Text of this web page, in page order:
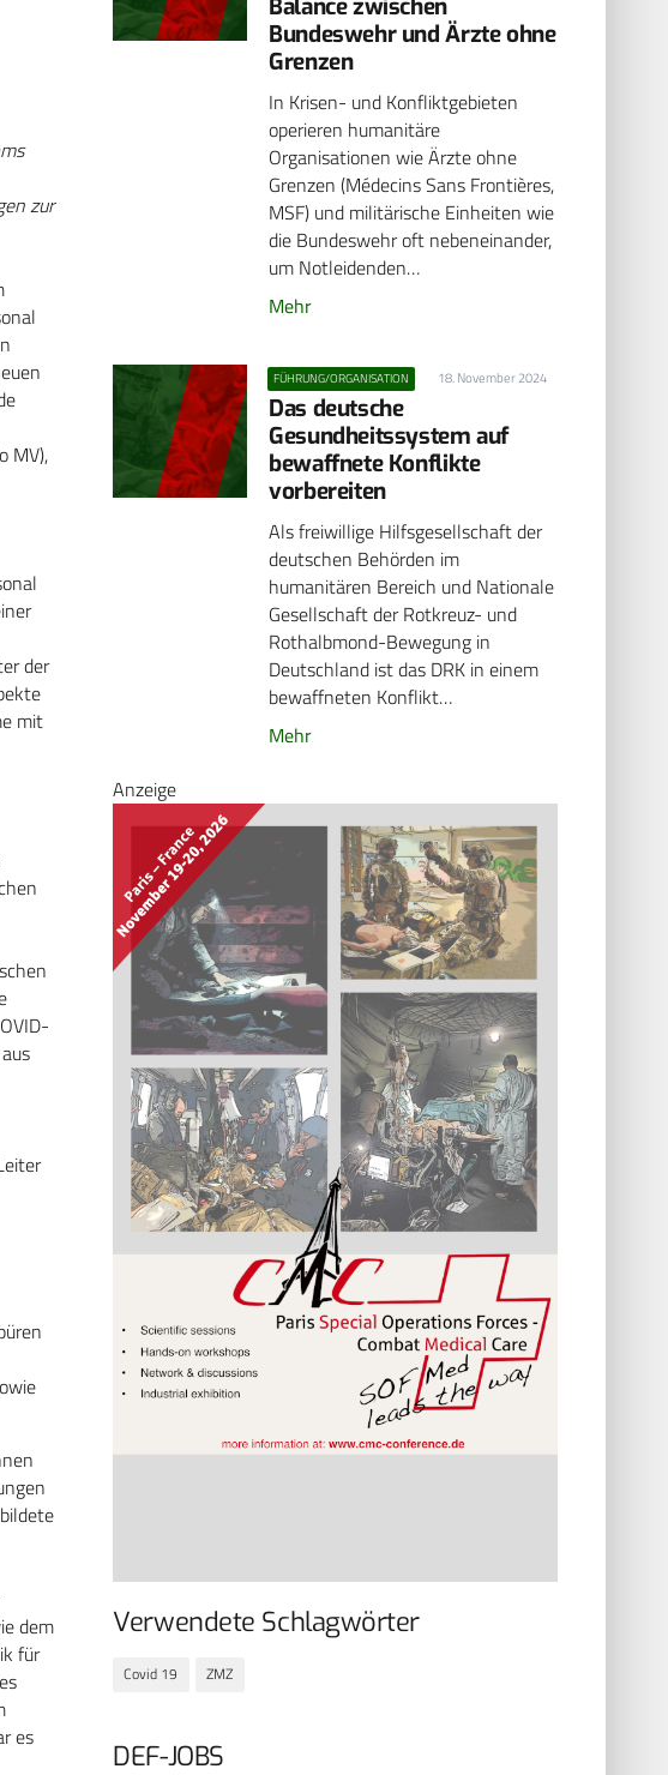
zur
MV),
der
mit
dem
für
es
Balance zwischen
Bundeswehr und Ärzte ohne
Grenzen
In Krisen- und Konfliktgebieten
operieren humanitäre
Organisationen wie Ärzte ohne
Grenzen (Médecins Sans Frontières,
MSF) und militärische Einheiten wie
die Bundeswehr oft nebeneinander,
um Notleidenden…
Mehr
FÜHRUNG/ORGANISATION 18. November 2024
Das deutsche
Gesundheitssystem auf
bewaffnete Konflikte
vorbereiten
Als freiwillige Hilfsgesellschaft der
deutschen Behörden im
humanitären Bereich und Nationale
Gesellschaft der Rotkreuz- und
Rothalbmond-Bewegung in
Deutschland ist das DRK in einem
bewaffneten Konflikt…
Mehr
Anzeige
Verwendete Schlagwörter
Covid 19 ZMZ
DEF-JOBS